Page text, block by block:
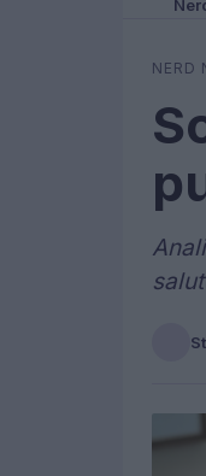
NERD